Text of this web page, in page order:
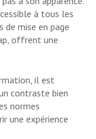
à tous les
de mise en page
offrent une
il est
contraste bien
normes
une expérience